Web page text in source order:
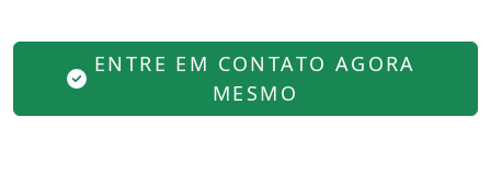
ENTRE EM CONTATO AGORA
MESMO